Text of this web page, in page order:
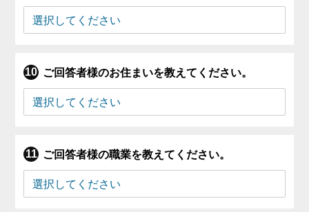
ご回答者様のお住まいを教えてください。
ご回答者様の職業を教えてください。